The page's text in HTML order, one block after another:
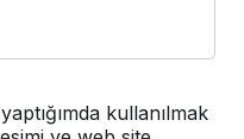
kullanılmak